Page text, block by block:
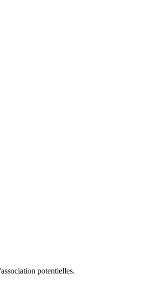
potentielles.